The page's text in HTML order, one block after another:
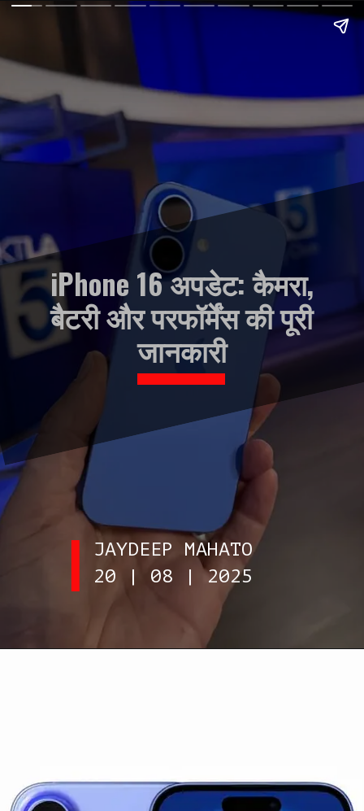
JAYDEEP MAHATO
20 | 08 | 2025
iPhone 16 अपडेट: कैमरा,
बैटरी और परफॉर्मेंस की पूरी
जानकारी